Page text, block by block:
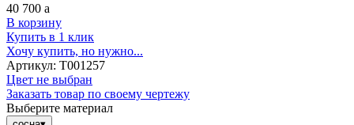
40 700 a
В корзину
Купить в 1 клик
Хочу купить, но нужно...
Артикул: Т001257
Цвет не выбран
Заказать товар по своему чертежу
Выберите материал